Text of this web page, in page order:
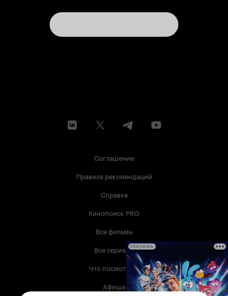
Соглашение
Правила рекомендаций
Справка
Кинопоиск PRO
Все фильмы
Все сериалы
Что посмотреть
Афиша
РЕКЛАМА